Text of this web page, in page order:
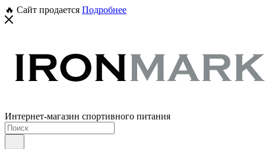
🔥 Сайт продается Подробнее
Интернет-магазин спортивного питания